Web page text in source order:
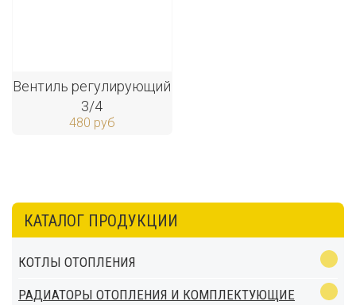
Вентиль регулирующий
3/4
480 руб
КАТАЛОГ ПРОДУКЦИИ
КОТЛЫ ОТОПЛЕНИЯ
РАДИАТОРЫ ОТОПЛЕНИЯ И КОМПЛЕКТУЮЩИЕ